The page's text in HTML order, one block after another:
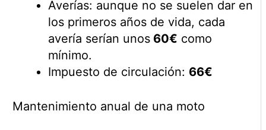
Averías: aunque no se suelen dar en
los primeros años de vida, cada
avería serían unos60€ como
mínimo.
Impuesto de circulación: 66€
Mantenimiento anual de una moto